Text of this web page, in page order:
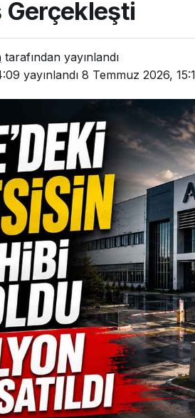
Gerçekleşti
tarafından yayınlandı
yayınlandı 8 Temmuz 2026,
Güncel
Gerede’de Esentepe
Girişindeki Ayı
Görüntüleri Gündem
Oldu